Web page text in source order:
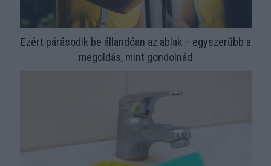
Ezért párásodik be állandóan az ablak – egyszerűbb a
megoldás, mint gondolnád